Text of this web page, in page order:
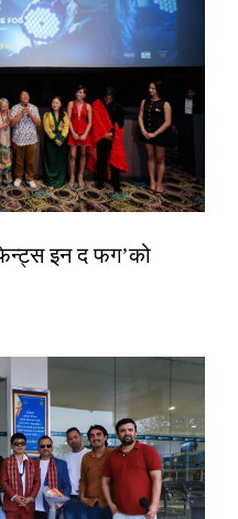
इन द फग’को